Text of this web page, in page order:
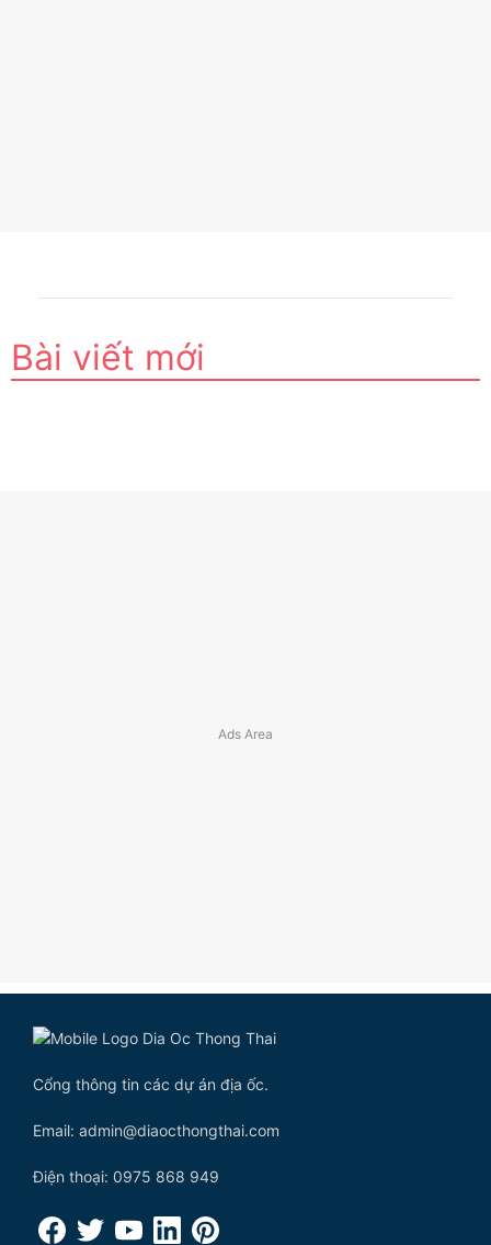
Bài viết mới
Cổng thông tin các dự án địa ốc.
Email: admin@diaocthongthai.com
Điện thoại: 0975 868 949